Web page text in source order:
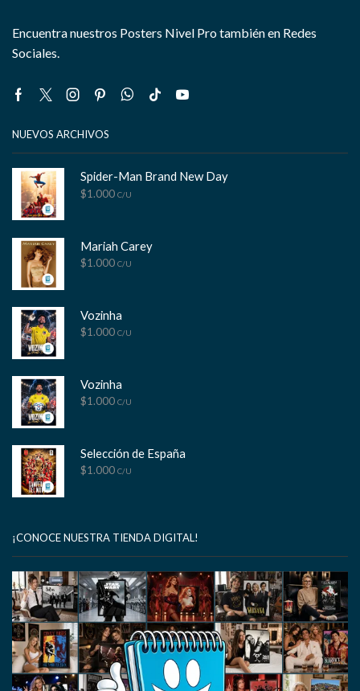
Encuentra nuestros Posters Nivel Pro también en Redes
Sociales.
Facebook
TwitterInstagram
PinterestWhatsapp
Tik- Youtube
NUEVOS ARCHIVOS
Spider-Man Brand New Day
$1.000 C/U
Mariah Carey
$1.000 C/U
Vozinha
$1.000 C/U
Vozinha
$1.000 C/U
Selección de España
$1.000 C/U
¡CONOCE NUESTRA TIENDA DIGITAL!